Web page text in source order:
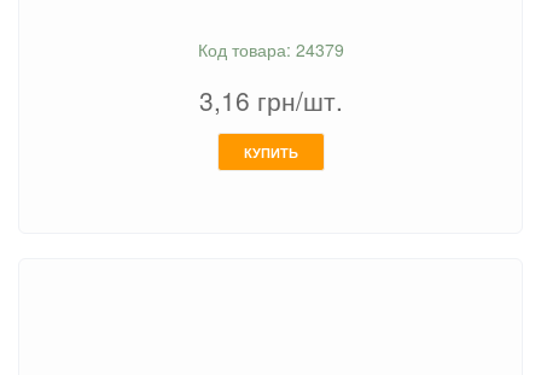
Код товара: 24379
3,16 грн/шт.
КУПИТЬ